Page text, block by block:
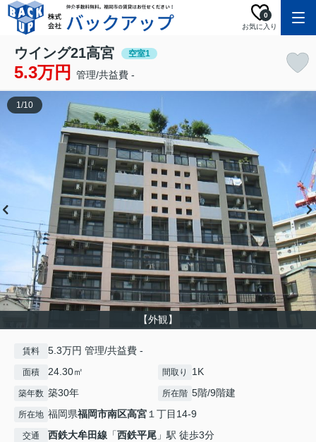
お気に入り
0
ウイング21高宮 空室1
5.3万円 管理/共益費 -
【外観】
1/10
賃料 5.3万円 管理/共益費 -
面積 24.30㎡ 間取り 1K
築年数 築30年 所在階 5階/9階建
所在地 福岡県福岡市南区高宮１丁目14-9
交通 西鉄大牟田線 「西鉄平尾 」駅 徒歩3分